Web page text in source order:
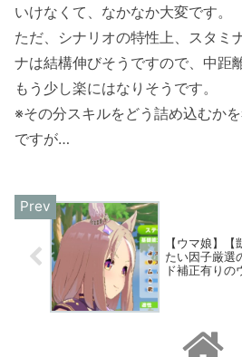
いけなくて、なかなか大変です。
ただ、シナリオの特性上、スタミ
ナは結構伸びそうですので、中距
もう少し楽にはなりそうです。
※その分スキルをどう詰め込むか
ですが…
【ウマ娘】
たい因子厳選
ド補正有りの